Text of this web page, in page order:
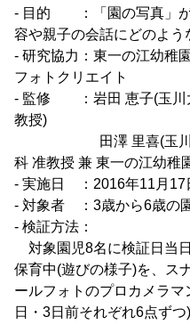
- 目的 ：「園の写真」が
容や親子の会話にどのよう
- 研究協力：東一の江幼稚
フォトクリエイト
- 監修 ：岩田 恵子(玉川
教授)
田澤 里喜(玉川大学
科 准教授 兼 東一の江幼
- 実施日 ：2016年11月17
- 対象者 ：3歳から6歳の
- 検証方法：
対象園児8名に検証日当
保育中(遊びの様子)を、ス
ールフォトのプロカメラ
日・3日前それぞれ6点ず